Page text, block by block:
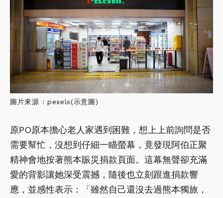
圖片來源 : pexels(示意圖)
原PO原本擔心老人家遇到困難，想上上前詢問是否
需要幫忙，沒想到仔細一瞄螢幕，竟發現阿伯正聚
精神會地按著熊本賑災捐款頁面。這幕無聲卻充滿
愛的背影讓她深受震撼，隨後也立刻跟進捐款響
應，並感性表示：「雖然自己還沒去過熊本獨旅，